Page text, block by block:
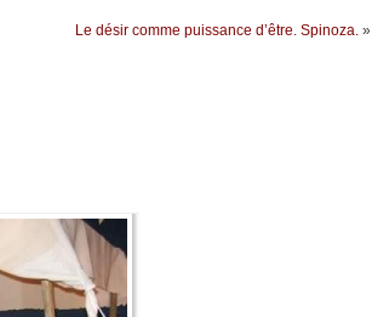
Le désir comme puissance d’être. Spinoza. »